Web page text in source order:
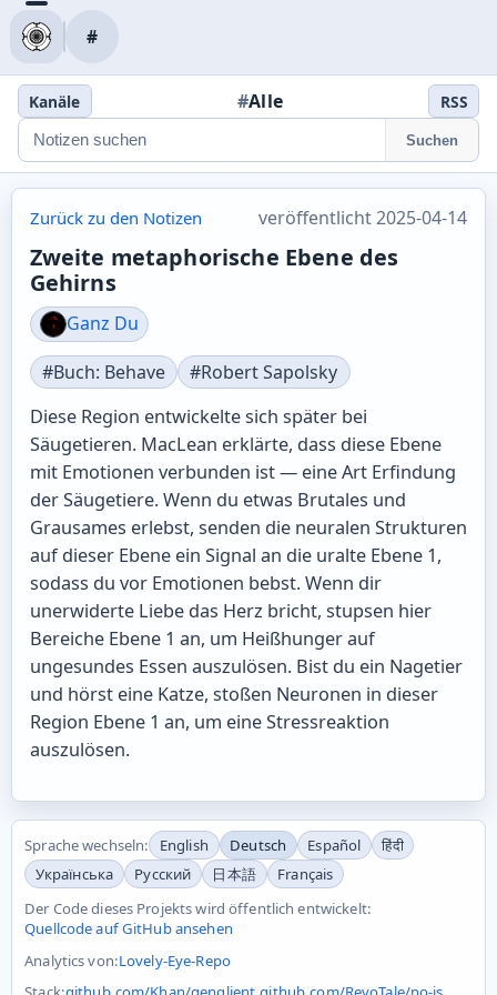
#
Kanäle #Alle RSS
Suchen
Zurück zu den Notizen veröffentlicht 2025-04-14
Zweite metaphorische Ebene des
Gehirns
Ganz Du
#Buch: Behave
#Robert Sapolsky
Diese Region entwickelte sich später bei
Säugetieren. MacLean erklärte, dass diese Ebene
mit Emotionen verbunden ist — eine Art Erfindung
der Säugetiere. Wenn du etwas Brutales und
Grausames erlebst, senden die neuralen Strukturen
auf dieser Ebene ein Signal an die uralte Ebene 1,
sodass du vor Emotionen bebst. Wenn dir
unerwiderte Liebe das Herz bricht, stupsen hier
Bereiche Ebene 1 an, um Heißhunger auf
ungesundes Essen auszulösen. Bist du ein Nagetier
und hörst eine Katze, stoßen Neuronen in dieser
Region Ebene 1 an, um eine Stressreaktion
auszulösen.
Sprache wechseln: English Deutsch Español
हिंदी
Українська
Русский 日本語
Français
Der Code dieses Projekts wird öffentlich entwickelt:
Quellcode auf GitHub ansehen
Analytics von:Lovely-Eye-Repo